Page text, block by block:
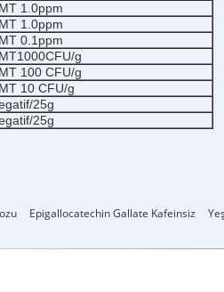
1.0ppm
1.0ppm
0.1ppm
g
100 CFU/g
10 CFU/g
25g
25g
Epigallocatechin Gallate Kafeinsiz